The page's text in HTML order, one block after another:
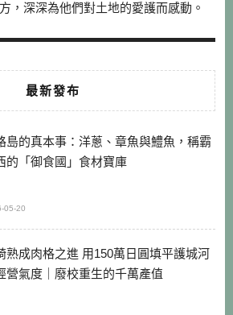
，深深為他們對土地的愛護而感動。
最新發布
島的真本事：洋蔥、章魚與鱧魚，稱霸
的「御食國」食材寶庫
05-20
熟成肉格之進 用150萬日圓填平護城河
營氣度｜廢校重生的千萬產值